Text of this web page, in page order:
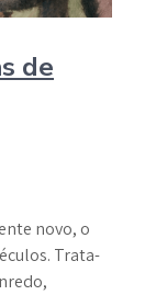
de
novo, o
Trata-